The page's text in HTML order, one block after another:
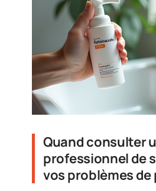
Quand consulter
professionnel de
vos problèmes de